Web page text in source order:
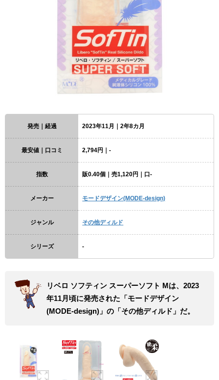
発売｜経過 2023年11月｜2年8カ月
最安値｜口コミ 2,794円｜-
指数 販0.40個｜売1,120円｜口-
メーカー モードデザイン(MODE-design)
ジャンル その他ディルド
シリーズ -
リベロ ソフティン スーパーソフト Mは、2023
年11月頃に発売された「モードデザイン
(MODE-design)」の「その他ディルド」だ。